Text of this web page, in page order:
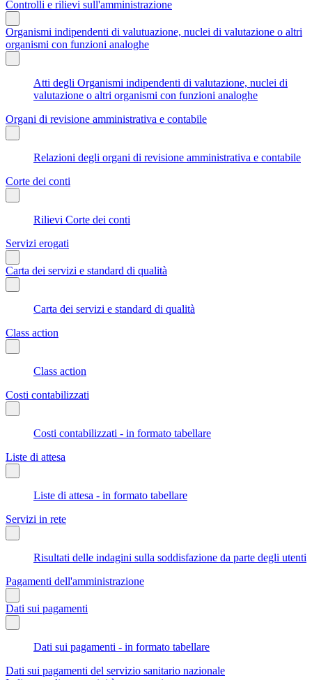
Controlli e rilievi sull'amministrazione
Organismi indipendenti di valutuazione, nuclei di valutazione o altri
organismi con funzioni analoghe
Atti degli Organismi indipendenti di valutazione, nuclei di
valutazione o altri organismi con funzioni analoghe
Organi di revisione amministrativa e contabile
Relazioni degli organi di revisione amministrativa e contabile
Corte dei conti
Rilievi Corte dei conti
Servizi erogati
Carta dei servizi e standard di qualità
Carta dei servizi e standard di qualità
Class action
Class action
Costi contabilizzati
Costi contabilizzati - in formato tabellare
Liste di attesa
Liste di attesa - in formato tabellare
Servizi in rete
Risultati delle indagini sulla soddisfazione da parte degli utenti
Pagamenti dell'amministrazione
Dati sui pagamenti
Dati sui pagamenti - in formato tabellare
Dati sui pagamenti del servizio sanitario nazionale